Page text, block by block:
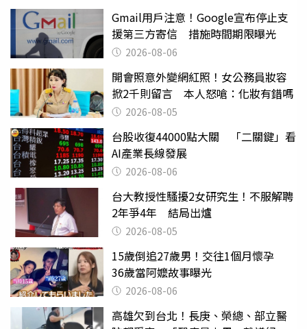
Gmail用戶注意！Google宣布停止支
援第三方寄信 措施時間期限曝光
2026-08-06
開會照意外變網紅照！女公務員妝容
掀2千則留言 本人怒嗆：化妝有錯嗎
2026-08-05
台股收復44000點大關 「二關鍵」看
AI產業長線發展
2026-08-06
台大教授性騷擾2女研究生！不服解聘
2年爭4年 結局出爐
2026-08-05
15歲倒追27歲男！交往1個月懷孕
36歲當阿嬤故事曝光
2026-08-06
高雄欠到台北！長庚、榮總、部立醫